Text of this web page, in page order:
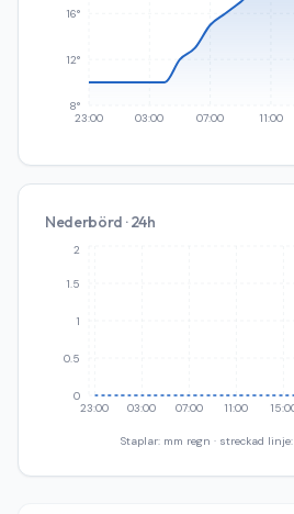
23:00 03:00 07:00 11:00
8°
12°
16°
Nederbörd · 24h
23:00 03:00 07:00 11:00
0
0.5
1
1.5
2
Staplar: mm regn · streckad